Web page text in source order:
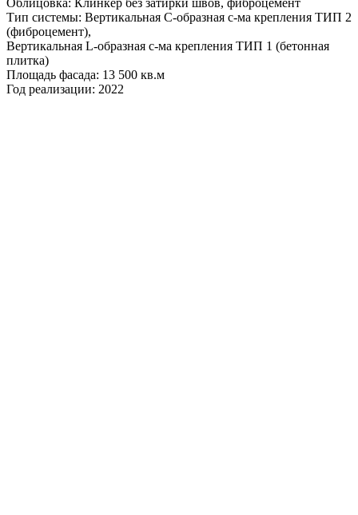
Облицовка: Клинкер без затирки швов, фиброцемент
Тип системы: Вертикальная С-образная с-ма крепления ТИП 2
(фиброцемент),
Вертикальная L-образная с-ма крепления ТИП 1 (бетонная
плитка)
Площадь фасада: 13 500 кв.м
Год реализации: 2022